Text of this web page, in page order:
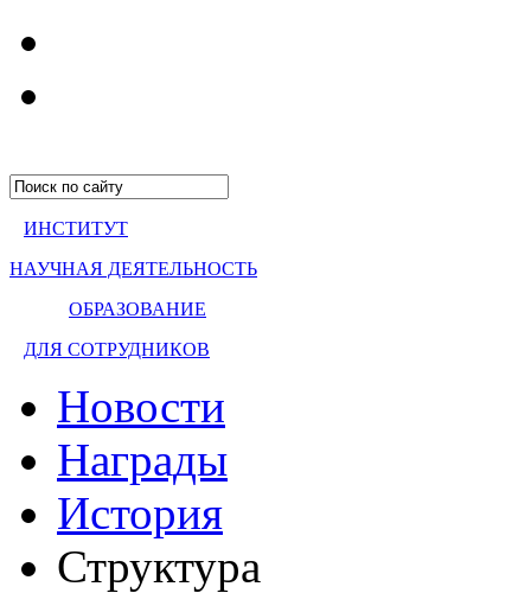
ИНСТИТУТ
НАУЧНАЯ ДЕЯТЕЛЬНОСТЬ
ОБРАЗОВАНИЕ
ДЛЯ СОТРУДНИКОВ
Новости
Награды
История
Структура